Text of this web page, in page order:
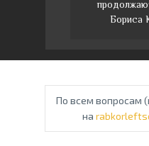
Бориса
По всем вопросам
на